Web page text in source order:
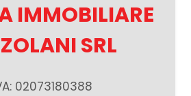
IMMOBILIARE
SRL
02073180388